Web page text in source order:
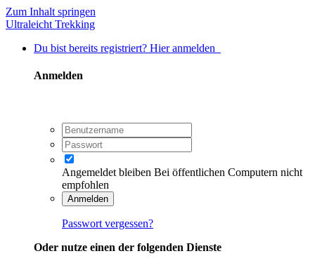
Zum Inhalt springen
Ultraleicht Trekking
Du bist bereits registriert? Hier anmelden
Anmelden
Angemeldet bleiben Bei öffentlichen Computern nicht
empfohlen
Anmelden
Passwort vergessen?
Oder nutze einen der folgenden Dienste